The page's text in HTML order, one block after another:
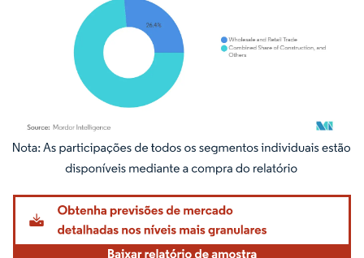
Imagem © Mordor Intelligence. O reuso requer atribuição conforme CC BY 4.0.